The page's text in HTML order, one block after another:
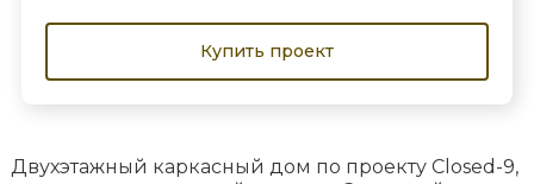
Купить проект
Двухэтажный каркасный дом по проекту Closed-9,